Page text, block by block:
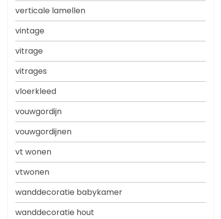
verticale lamellen
vintage
vitrage
vitrages
vloerkleed
vouwgordijn
vouwgordijnen
vt wonen
vtwonen
wanddecoratie babykamer
wanddecoratie hout